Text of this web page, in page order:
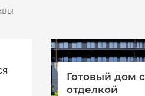
Готовый дом с
отделкой